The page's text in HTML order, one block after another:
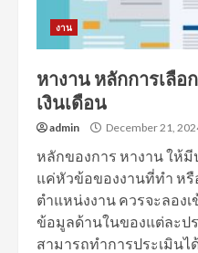
งาน
หางาน หลักการเลื
เงินเดือน
admin December 21,
หลักของการ หางาน ให้
แค่หัวข้อของงานที่ทำ หรื
ตำแหน่งงาน ควรจะลอง
ข้อมูลด้านในของแต่ละป
สามารถทำการประเมิน